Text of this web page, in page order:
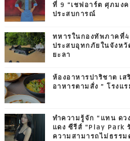
ที่ 9 “เชฟอาร์ต ศุภมง
ประสบการณ์
ทหารในกองทัพภาคที่
ประสบอุทกภัยในจังห
ยะลา
ห้องอาหารปาริชาต เ
อาหารตามสั่ง ” โรงแ
ทำความรู้จัก “แทน ดว
แดง ซีรีส์ “Play Park
ความสามารถไม่ธรรม